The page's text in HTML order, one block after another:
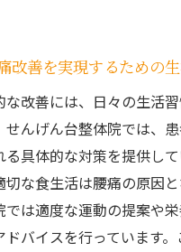
改善を実現するための
な改善には、日々の生活
せんげん台整体院では、
る具体的な対策を提供し
切な食生活は腰痛の原因
では適度な運動の提案や
ドバイスを行っています